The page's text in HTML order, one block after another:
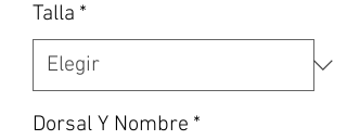
Talla *
Dorsal Y Nombre *